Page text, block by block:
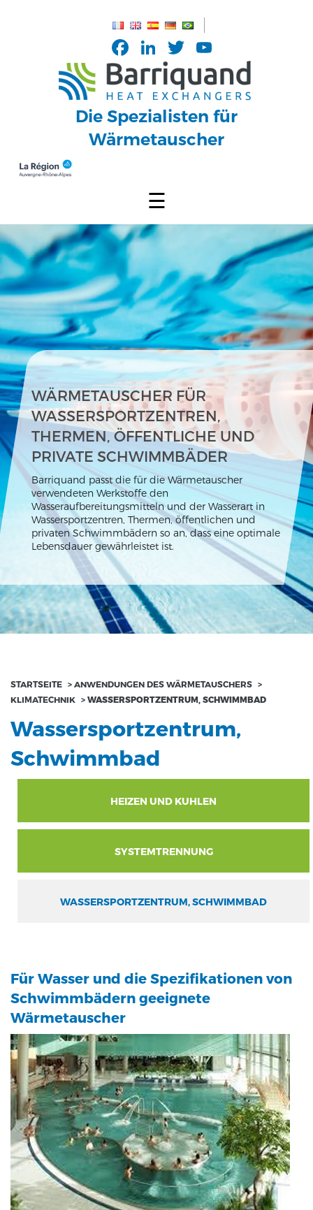
Facebook
LinkedIn
Twitter
Channel
Die Spezialisten für
Wärmetauscher
☰
WÄRMETAUSCHER FÜR
WASSERSPORTZENTREN,
THERMEN, ÖFFENTLICHE UND
PRIVATE SCHWIMMBÄDER
Barriquand passt die für die Wärmetauscher
verwendeten Werkstoffe den
Wasseraufbereitungsmitteln und der Wasserart in
Wassersportzentren, Thermen, öffentlichen und
privaten Schwimmbädern so an, dass eine optimale
Lebensdauer gewährleistet ist.
STARTSEITE > ANWENDUNGEN DES WÄRMETAUSCHERS >
KLIMATECHNIK > WASSERSPORTZENTRUM, SCHWIMMBAD
Wassersportzentrum,
Schwimmbad
HEIZEN UND KUHLEN
SYSTEMTRENNUNG
WASSERSPORTZENTRUM, SCHWIMMBAD
Für Wasser und die Spezifikationen von
Schwimmbädern geeignete
Wärmetauscher